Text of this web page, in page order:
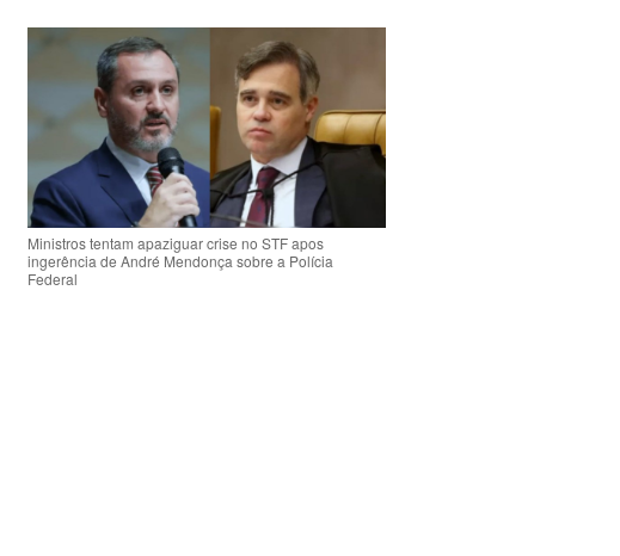
Ministros tentam apaziguar crise no STF apos
ingerência de André Mendonça sobre a Polícia
Federal